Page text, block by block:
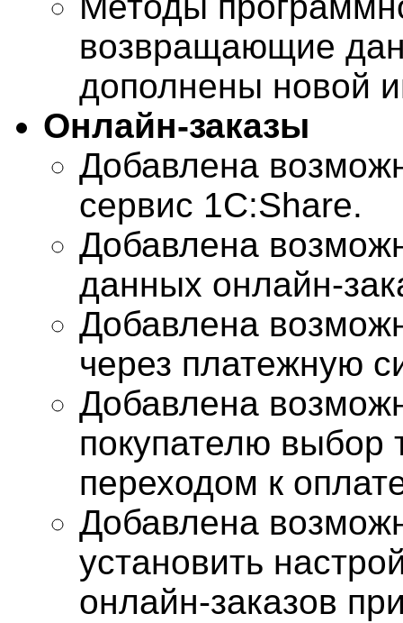
возвращающие
дополнены новой
Онлайн-заказы
Добавлена
сервис 1С:Share.
Добавлена
данных онлайн-
Добавлена
через платежную
Добавлена
покупателю выбор
переходом к
Добавлена
установить
онлайн-заказов